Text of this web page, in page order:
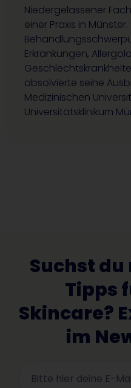
Niedergelassener
einer Praxis in Münster.
Erkrankungen,
absolvierte seine
Medizinischen
Universitätsklinikum
Suchst
Tipps
Skincare?
im